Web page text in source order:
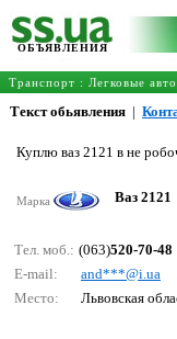
ОБЪЯВЛЕНИЯ
Транспорт : Легковые авто
Текст обьявления |
Куплю ваз 2121 в не
Марка Ваз 2121
Тел. моб.: (063)520-70-48
E-mail:
аnd***@i.uа
Место:
Львовская